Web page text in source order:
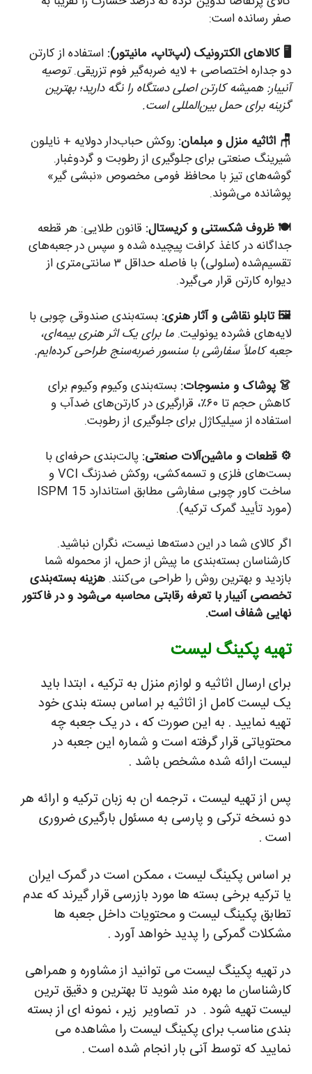
صفر رسانده است:
🖥️ کالاهای الکترونیک (لپ‌تاپ، مانیتور): استفاده از کارتن
دو جداره اختصاصی + لایه ضربه‌گیر فوم تزریقی.توصیه
آنیبار: همیشه کارتن اصلی دستگاه را نگه دارید؛ بهترین
گزینه برای حمل بین‌المللی است.
🪑 اثاثیه منزل و مبلمان: روکش حباب‌دار دولایه + نایلون
شیرینگ صنعتی برای جلوگیری از رطوبت و گردوغبار.
گوشه‌های تیز با محافظ فومی مخصوص «نبشی گیر»
پوشانده می‌شوند.
🍽️ ظروف شکستنی و کریستال: قانون طلایی: هر قطعه
جداگانه در کاغذ کرافت پیچیده شده و سپس در جعبه‌های
تقسیم‌شده (سلولی) با فاصله حداقل ۳ سانتی‌متری از
دیواره کارتن قرار می‌گیرد.
🖼️ تابلو نقاشی و آثار هنری: بسته‌بندی صندوقی چوبی با
لایه‌های فشرده یونولیت. ما برای یک اثر هنری بیمه‌ای،
جعبه کاملاً سفارشی با سنسور ضربه‌سنج طراحی کرده‌ایم.
👗 پوشاک و منسوجات: بسته‌بندی وکیوم وکیوم برای
کاهش حجم تا ۶۰٪، قرارگیری در کارتن‌های ضدآب و
استفاده از سیلیکاژل برای جلوگیری از رطوبت.
⚙️ قطعات و ماشین‌آلات صنعتی: پالت‌بندی حرفه‌ای با
بست‌های فلزی و تسمه‌کشی، روکش ضدزنگ VCI و
ساخت کاور چوبی سفارشی مطابق استاندارد ISPM 15
(مورد تأیید گمرک ترکیه).
اگر کالای شما در این دسته‌ها نیست، نگران نباشید.
کارشناسان بسته‌بندی ما پیش از حمل، از محموله شما
بازدید و بهترین روش را طراحی می‌کنند. هزینه بسته‌بندی
تخصصی آنیبار با تعرفه رقابتی محاسبه می‌شود و در فاکتور
نهایی شفاف است.
تهیه پکینگ لیست
برای ارسال اثاثیه و لوازم منزل به ترکیه ، ابتدا باید
یک لیست کامل از اثاثیه بر اساس بسته بندی خود
تهیه نمایید . به این صورت که ، در یک جعبه چه
محتویاتی قرار گرفته است و شماره این جعبه در
لیست ارائه شده مشخص باشد .
پس از تهیه لیست ، ترجمه ان به زبان ترکیه و ارائه هر
دو نسخه ترکی و پارسی به مسئول بارگیری ضروری
است .
بر اساس پکینگ لیست ، ممکن است در گمرک ایران
یا ترکیه برخی بسته ها مورد بازرسی قرار گیرند که عدم
تطابق پکینگ لیست و محتویات داخل جعبه ها
مشکلات گمرکی را پدید خواهد آورد .
در تهیه پکینگ لیست می توانید از مشاوره و همراهی
کارشناسان ما بهره مند شوید تا بهترین و دقیق ترین
لیست تهیه شود . در تصاویر زیر ، نمونه ای از بسته
بندی مناسب برای پکینگ لیست را مشاهده می
نمایید که توسط آنی بار انجام شده است .